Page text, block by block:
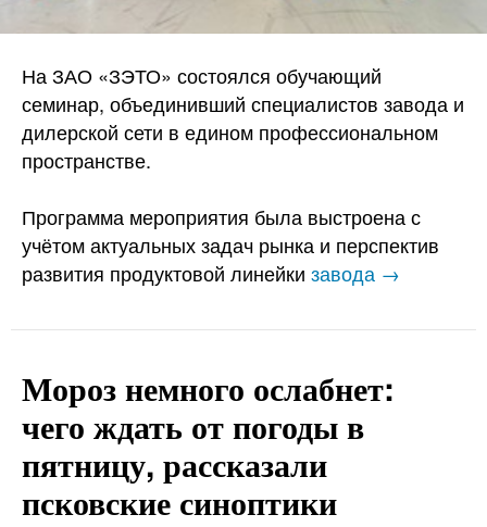
На ЗАО «ЗЭТО» состоялся обучающий
семинар, объединивший специалистов завода и
дилерской сети в едином профессиональном
пространстве.
Программа мероприятия была выстроена с
учётом актуальных задач рынка и перспектив
развития продуктовой линейки завода →
Мороз немного ослабнет:
чего ждать от погоды в
пятницу, рассказали
псковские синоптики